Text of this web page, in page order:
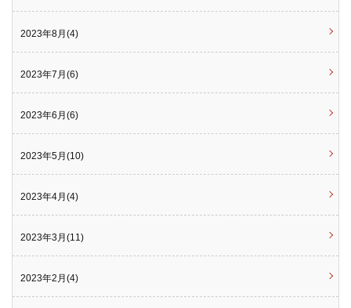
2023年8月(4)
2023年7月(6)
2023年6月(6)
2023年5月(10)
2023年4月(4)
2023年3月(11)
2023年2月(4)